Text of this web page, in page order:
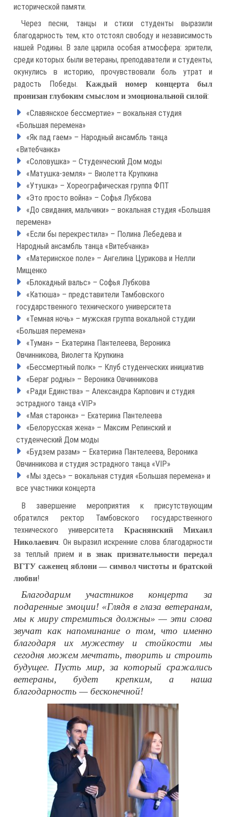
исторической памяти.
Через песни, танцы и стихи студенты выразили
благодарность тем, кто отстоял свободу и независимость
нашей Родины. В зале царила особая атмосфера: зрители,
среди которых были ветераны, преподаватели и студенты,
окунулись в историю, прочувствовали боль утрат и
радость Победы.Каждый номер концерта был
пронизан глубоким смыслом и эмоциональной силой:
«Славянское бессмертие» – вокальная студия
«Большая перемена»
«Як пад гаем» – Народный ансамбль танца
«Витебчанка»
«Соловушка» – Студенческий Дом моды
«Матушка-земля» – Виолетта Крупкина
«Утушка» – Хореографическая группа ФПТ
«Это просто война» – Софья Лубкова
«До свидания, мальчики» – вокальная студия «Большая
перемена»
«Если бы перекрестила» – Полина Лебедева и
Народный ансамбль танца «Витебчанка»
«Материнское поле» – Ангелина Цурикова и Нелли
Мищенко
«Блокадный вальс» – Софья Лубкова
«Катюша» – представители Тамбовского
государственного технического университета
«Темная ночь» – мужская группа вокальной студии
«Большая перемена»
«Туман» – Екатерина Пантелеева, Вероника
Овчинникова, Виолегта Крупкина
«Бессмертный полк» – Клуб студенческих инициатив
«Бераг родны» – Вероника Овчинникова
«Ради Единства» – Александра Карпович и студия
эстрадного танца «VIP»
«Мая старонка» – Екатерина Пантелеева
«Белорусская жена» – Максим Репинский и
студенческий Дом моды
«Будзем разам» – Екатерина Пантелеева, Вероника
Овчинникова и студия эстрадного танца «VIP»
«Мы здесь» – вокальная студия «Большая перемена» и
все участники концерта
В завершение мероприятия к присутствующим
обратился ректор Тамбовского государственного
технического университета Краснянский Михаил
Николаевич. Он выразил искренние слова благодарности
за теплый прием и в знак признательности передал
ВГТУ саженец яблони — символ чистоты и братской
любви!
Благодарим участников концерта за
подаренные эмоции! «Глядя в глаза ветеранам,
мы к миру стремиться должны» — эти слова
звучат как напоминание о том, что именно
благодаря их мужеству и стойкости мы
сегодня можем мечтать, творить и строить
будущее. Пусть мир, за который сражались
ветераны, будет крепким, а наша
благодарность — бесконечной!